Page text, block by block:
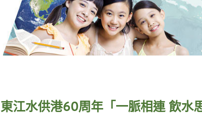
東江水供港60周年「一脈相連 飲水